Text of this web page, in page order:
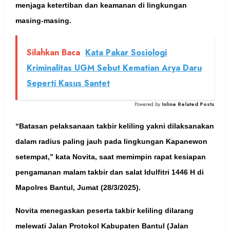
menjaga ketertiban dan keamanan di lingkungan
masing-masing.
Silahkan Baca Kata Pakar Sosiologi
Kriminalitas UGM Sebut Kematian Arya Daru
Seperti Kasus Santet
Powered by Inline Related Posts
“Batasan pelaksanaan takbir keliling yakni dilaksanakan
dalam radius paling jauh pada lingkungan Kapanewon
setempat,” kata Novita, saat memimpin rapat kesiapan
pengamanan malam takbir dan salat Idulfitri 1446 H di
Mapolres Bantul, Jumat (28/3/2025).
Novita menegaskan peserta takbir keliling dilarang
melewati Jalan Protokol Kabupaten Bantul (Jalan